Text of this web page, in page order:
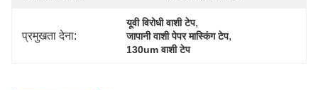
प्रमुखता देना:
यूवी विरोधी वाशी टेप,
जापानी वाशी पेपर मास्किंग टेप,
130um वाशी टेप